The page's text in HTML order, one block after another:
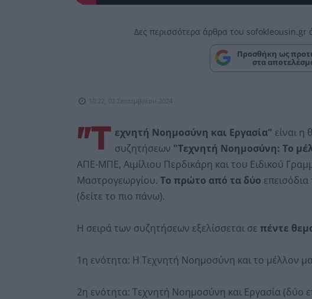
Δες περισσότερα άρθρα του sofokleousin.gr
Προσθήκη ως
στα
10:22, 02 Σεπτεμβρίου 2024
"Τ εχνητή Νοημοσύνη και Εργασία" είναι η
συζητήσεων "Τεχνητή Νοημοσύνη: Το
ΑΠΕ-ΜΠΕ, Αιμίλιου Περδικάρη και του Ειδικού
Μαστρογεωργίου. Το πρώτο από τα δύο
(δείτε το πιο πάνω).
Η σειρά των συζητήσεων εξελίσσεται σε πέντε
1η ενότητα: Η Τεχνητή Νοημοσύνη και το μέλλον
2η ενότητα: Τεχνητή Νοημοσύνη και Εργασία (δύο